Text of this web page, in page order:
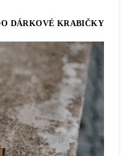
DÁRKOVÉ KRABIČKY